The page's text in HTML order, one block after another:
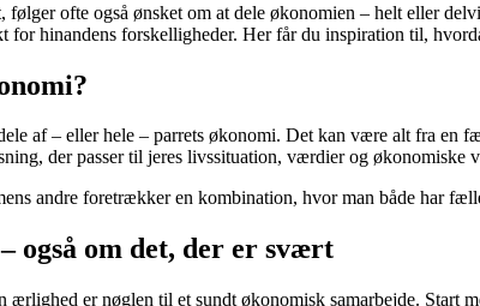
følger ofte også ønsket om at dele økonomien – helt eller
for hinandens forskelligheder. Her får du inspiration til,
af – eller hele – parrets økonomi. Det kan være alt fra
der passer til jeres livssituation, værdier og økonomiske
andre foretrækker en kombination, hvor man både har
også om det, der er svært
ærlighed er nøglen til et sundt økonomisk samarbejde.